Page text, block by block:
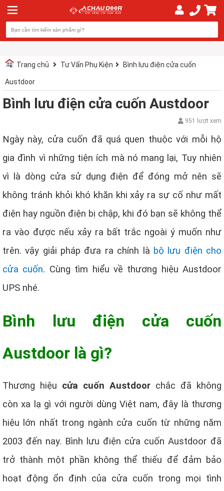
Trang chủ Tư Vấn Phụ Kiện Bình lưu điện cửa cuốn
Austdoor
Bình lưu điện cửa cuốn Austdoor
951 lượt xem
Ngày này, cửa cuốn đã quá quen thuộc với mỗi hộ
gia đình vì những tiện ích mà nó mang lại, Tuy nhiên
vì là dòng cửa sử dụng điện để đóng mở nên sẽ
không tránh khỏi khó khăn khi xảy ra sự cố như mất
điện hay nguồn điện bị chập, khi đó bạn sẽ không thể
ra vào được nếu xảy ra bất trắc ngoài ý muốn như
trên. vậy giải pháp đưa ra chính là bộ lưu điện cho
cửa cuốn. Cùng tìm hiểu về thương hiệu Austdoor
UPS nhé.
Bình lưu điện cửa cuốn
Austdoor là gì?
Thương hiệu cửa cuốn Austdoor chắc đã không
còn xa lạ gì với người dùng Việt nam, đây là thương
hiệu lớn nhất trong ngành cửa cuốn từ những năm
2003 đến nay. Bình lưu điện cửa cuốn Austdoor đã
trở thành một phần không thể thiếu để đảm bảo
hoạt động ổn định của cửa cuốn trong mọi tình